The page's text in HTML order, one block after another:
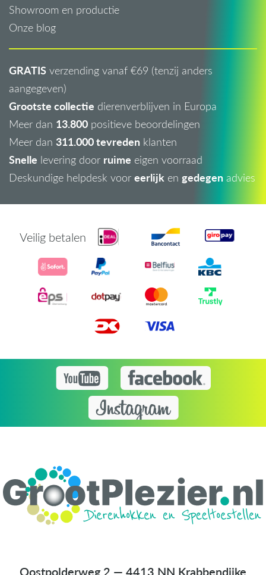
Showroom en productie
Onze blog
GRATIS verzending vanaf €69 (tenzij anders
aangegeven)
Grootste collectie dierenverblijven in Europa
Meer dan 13.800 positieve beoordelingen
Meer dan 311.000 tevreden klanten
Snelle levering door ruime eigen voorraad
Deskundige helpdesk voor eerlijk en gedegen advies
Veilig betalen
Oostpolderweg 2 — 4413 NN Krabbendijke